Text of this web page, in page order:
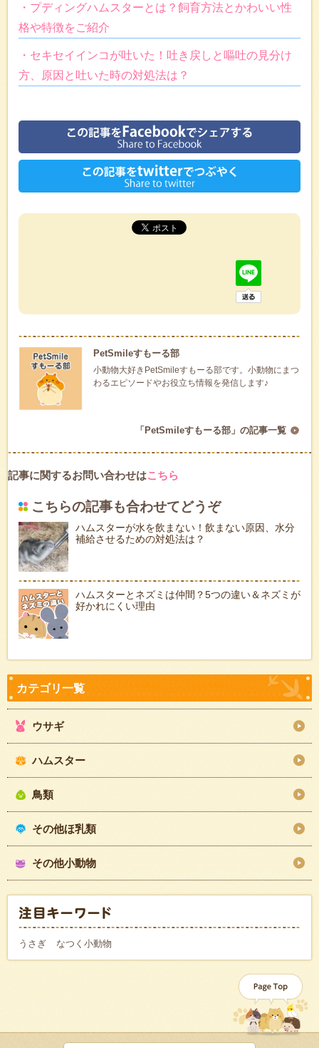
・プディングハムスターとは？飼育方法とかわいい性
格や特徴をご紹介
・セキセイインコが吐いた！吐き戻しと嘔吐の見分け
方、原因と吐いた時の対処法は？
PetSmileすもーる部
小動物大好きPetSmileすもーる部です。小動物にまつ
わるエピソードやお役立ち情報を発信します♪
「PetSmileすもーる部」の記事一覧
記事に関するお問い合わせはこちら
こちらの記事も合わせてどうぞ
ハムスターが水を飲まない！飲まない原因、水分
補給させるための対処法は？
ハムスターとネズミは仲間？5つの違い＆ネズミが
好かれにくい理由
ウサギ
ハムスター
鳥類
その他ほ乳類
その他小動物
うさぎ なつく小動物